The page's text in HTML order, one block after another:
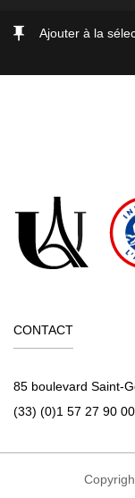
Ajouter à la
CONTACT
85 boulevard Saint-
(33) (0)1 57 27 90 00